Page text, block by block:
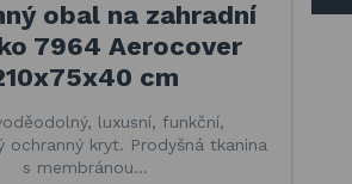
obal na zahradní
7964 Aerocover
cm
luxusní, funkční,
ochranný kryt. Prodyšná tkanina
s membránou…